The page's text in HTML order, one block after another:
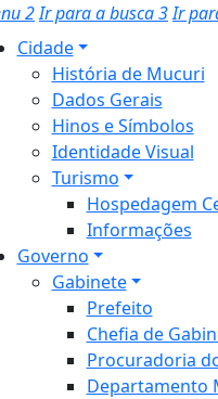
2Ir para a busca3Ir
Cidade
História de Mucuri
Dados Gerais
Hinos e Símbolos
Identidade Visual
Turismo
Hospedagem
Informações
Governo
Gabinete
Prefeito
Chefia de
Procuradoria
Departamento